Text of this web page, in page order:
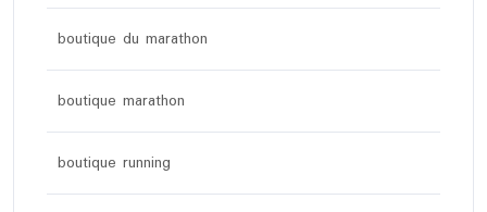
boutique du marathon
boutique marathon
boutique running